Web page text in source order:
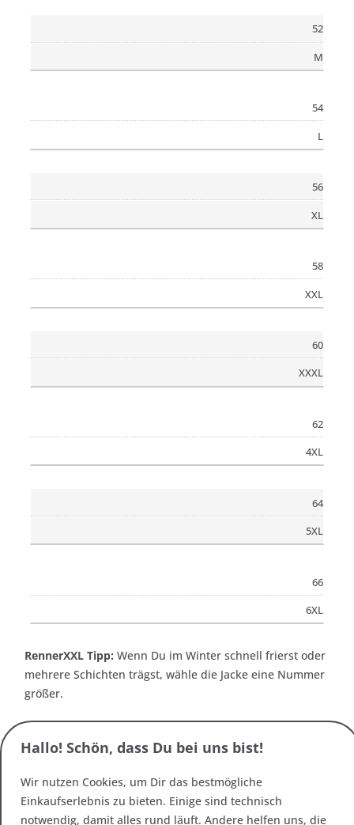
52
M
54
L
56
XL
58
XXL
60
XXXL
62
4XL
64
5XL
66
6XL
RennerXXL Tipp: Wenn Du im Winter schnell frierst oder
mehrere Schichten trägst, wähle die Jacke eine Nummer
größer.
in großen Größen zu drei besonders beliebten Modellen:
Parka:warm, wetterfest, viele Taschen.
Hallo! Schön, dass Du bei uns bist!
Wir nutzen Cookies, um Dir das bestmögliche
Einkaufserlebnis zu bieten. Einige sind technisch
notwendig, damit alles rund läuft. Andere helfen uns, die